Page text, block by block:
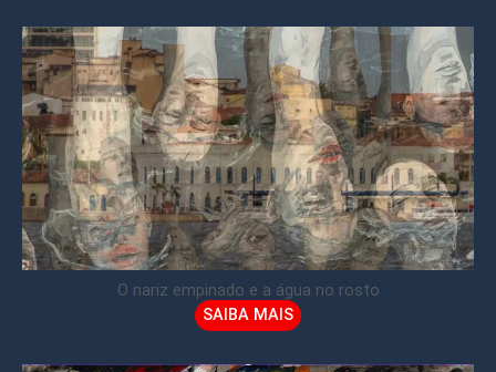
O nariz empinado e a água no rosto
SAIBA MAIS